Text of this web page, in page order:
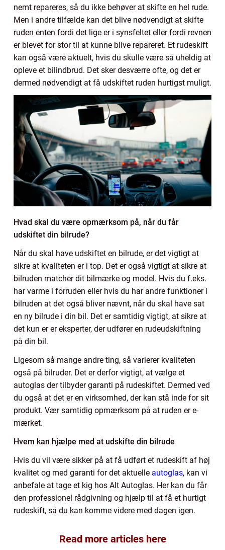
nemt repareres, så du ikke behøver at skifte en hel rude.
Men i andre tilfælde kan det blive nødvendigt at skifte
ruden enten fordi det lige er i synsfeltet eller fordi revnen
er blevet for stor til at kunne blive repareret. Et rudeskift
kan også være aktuelt, hvis du skulle være så uheldig at
opleve et bilindbrud. Det sker desværre ofte, og det er
dermed nødvendigt at få udskiftet ruden hurtigst muligt.
Hvad skal du være opmærksom på, når du får
udskiftet din bilrude?
Når du skal have udskiftet en bilrude, er det vigtigt at
sikre at kvaliteten er i top. Det er også vigtigt at sikre at
bilruden matcher dit bilmærke og model. Hvis du f.eks.
har varme i forruden eller hvis du har andre funktioner i
bilruden at det også bliver nævnt, når du skal have sat
en ny bilrude i din bil. Det er samtidig vigtigt, at sikre at
det kun er er eksperter, der udfører en rudeudskiftning
på din bil.
Ligesom så mange andre ting, så varierer kvaliteten
også på bilruder. Det er derfor vigtigt, at vælge et
autoglas der tilbyder garanti på rudeskiftet. Dermed ved
du også at det er en virksomhed, der kan stå inde for sit
produkt. Vær samtidig opmærksom på at ruden er e-
mærket.
Hvem kan hjælpe med at udskifte din bilrude
Hvis du vil være sikker på at få udført et rudeskift af høj
kvalitet og med garanti for det aktuelle autoglas, kan vi
anbefale at tage et kig hos Alt Autoglas. Her kan du får
den professionel rådgivning og hjælp til at få et hurtigt
rudeskift, så du kan komme videre med dagen igen.
Read more articles here